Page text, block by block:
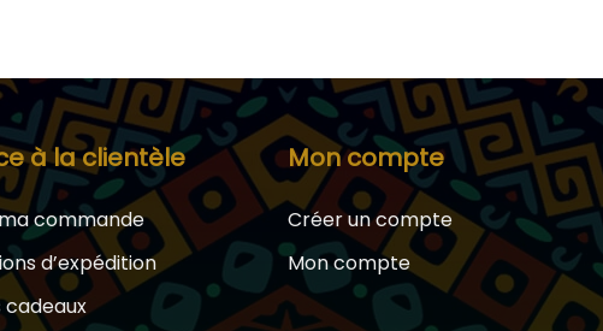
à la clientèle
commande
d’expédition
Mon compte
Créer un compte
Mon compte